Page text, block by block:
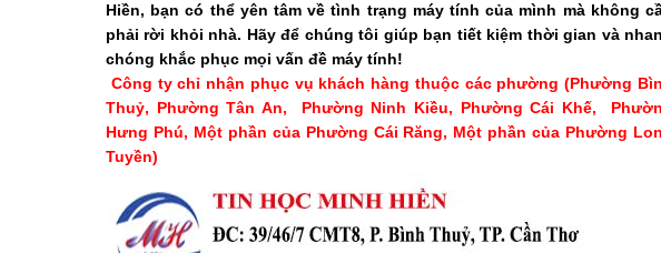
Hiền, bạn có thể yên tâm về tình trạng máy tính của mình mà không
phải rời khỏi nhà. Hãy để chúng tôi giúp bạn tiết kiệm thời gian và
chóng khắc phục mọi vấn đề máy tính!
Công ty chỉ nhận phục vụ khách hàng thuộc các phường (Phường
Thuỷ, Phường Tân An, Phường Ninh Kiều, Phường Cái Khế,
Hưng Phú, Một phần của Phường Cái Răng, Một phần của Phường
Tuyền)